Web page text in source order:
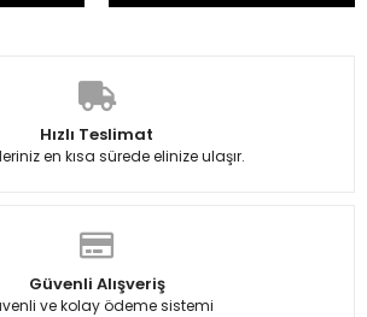
Hızlı Teslimat
en kısa sürede elinize ulaşır.
Güvenli Alışveriş
ve kolay ödeme sistemi